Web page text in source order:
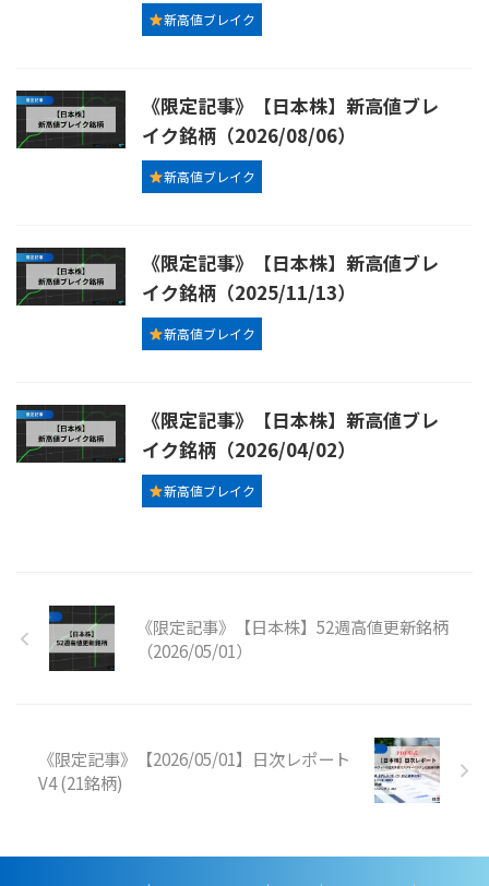
新高値ブレイク
《限定記事》【日本株】新高値ブレ
イク銘柄（2026/08/06）
新高値ブレイク
《限定記事》【日本株】新高値ブレ
イク銘柄（2025/11/13）
新高値ブレイク
《限定記事》【日本株】新高値ブレ
イク銘柄（2026/04/02）
新高値ブレイク
《限定記事》【日本株】52週高値更新銘柄
（2026/05/01）
《限定記事》【2026/05/01】日次レポート
V4 (21銘柄)